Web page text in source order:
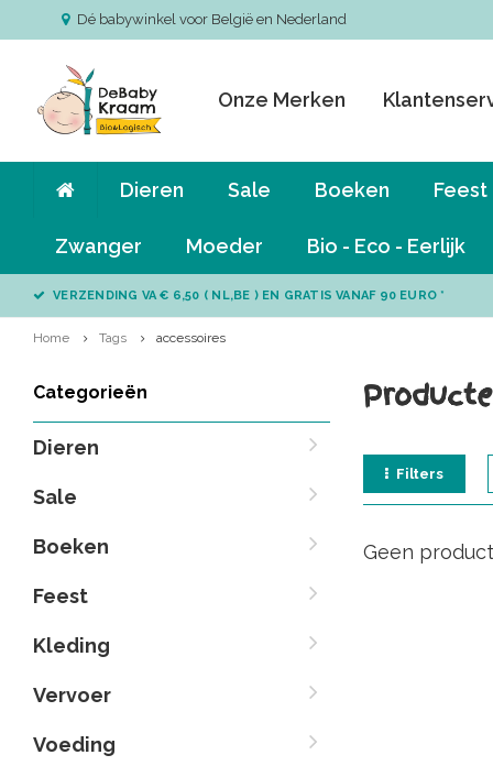
Dé babywinkel voor België en Nederland
Onze Merken
Dieren Sale Boeken Feest
Zwanger Moeder Bio - Eco - Eerlijk
VERZENDING VA € 6,50 ( NL,BE ) EN GRATIS VANAF 90 EURO *
Home Tags accessoires
Categorieën
Dieren
Sale
Boeken
Feest
Kleding
Vervoer
Voeding
Filters
Geen